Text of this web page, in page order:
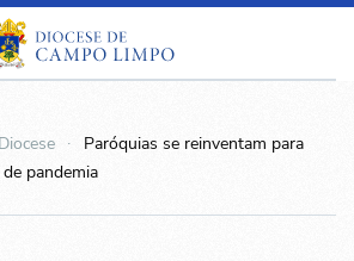
Diocese
Paróquias se reinventam para
pandemia